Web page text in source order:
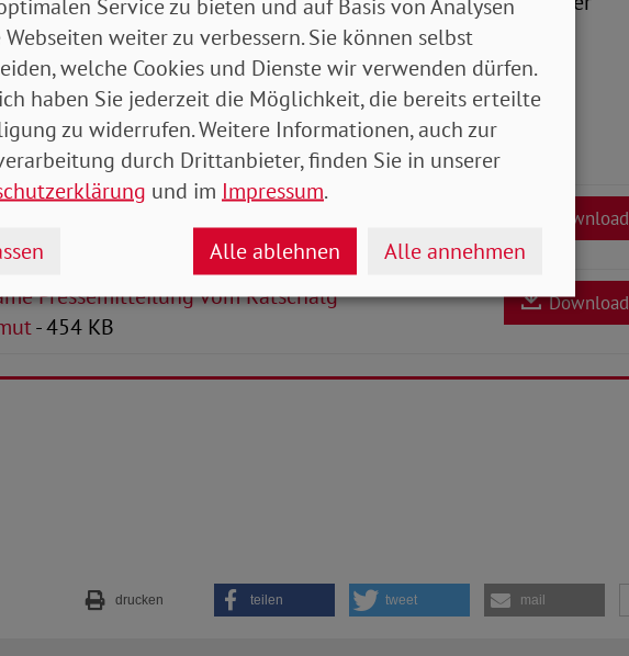
Pandemie.
Draheim
Erklärung des Ratschlag Kinderarmut zur
2021
Download
Pressemitteilung vom Ratschalg
- 454 KB
Download
drucken teilen tweet mail
Webseiten weiter zu verbessern. Sie können selbst
welche Cookies und Dienste wir verwenden dürfen.
haben Sie jederzeit die Möglichkeit, die bereits erteilte
zu widerrufen. Weitere Informationen, auch zur
durch Drittanbieter, finden Sie in unserer
und im Impressum.
Alle ablehnen Alle annehmen